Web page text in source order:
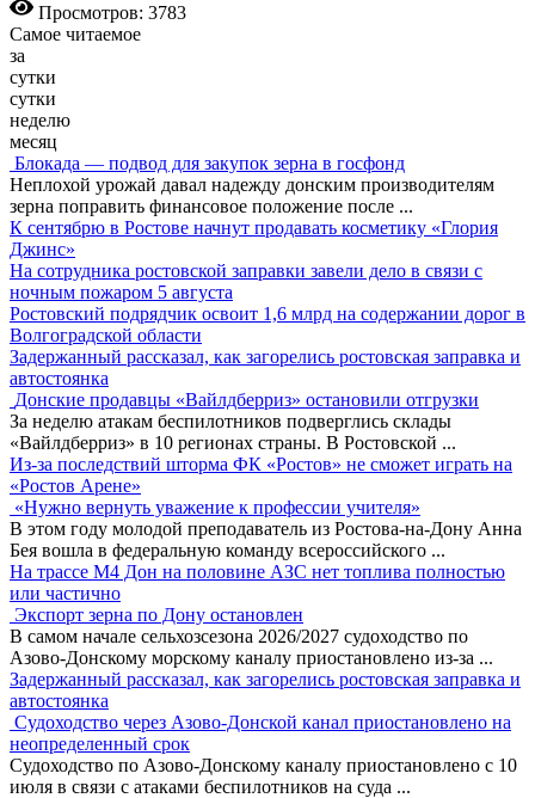
Просмотров: 3783
Самое читаемое
за
сутки
сутки
неделю
месяц
Блокада — подвод для закупок зерна в госфонд
Неплохой урожай давал надежду донским производителям
зерна поправить финансовое положение после ...
К сентябрю в Ростове начнут продавать косметику «Глория
Джинс»
На сотрудника ростовской заправки завели дело в связи с
ночным пожаром 5 августа
Ростовский подрядчик освоит 1,6 млрд на содержании дорог в
Волгоградской области
Задержанный рассказал, как загорелись ростовская заправка и
автостоянка
Донские продавцы «Вайлдберриз» остановили отгрузки
За неделю атакам беспилотников подверглись склады
«Вайлдберриз» в 10 регионах страны. В Ростовской ...
Из-за последствий шторма ФК «Ростов» не сможет играть на
«Ростов Арене»
«Нужно вернуть уважение к профессии учителя»
В этом году молодой преподаватель из Ростова-на-Дону Анна
Бея вошла в федеральную команду всероссийского ...
На трассе М4 Дон на половине АЗС нет топлива полностью
или частично
Экспорт зерна по Дону остановлен
В самом начале сельхозсезона 2026/2027 судоходство по
Азово-Донскому морскому каналу приостановлено из-за ...
Задержанный рассказал, как загорелись ростовская заправка и
автостоянка
Судоходство через Азово-Донской канал приостановлено на
неопределенный срок
Судоходство по Азово-Донскому каналу приостановлено с 10
июля в связи с атаками беспилотников на суда ...